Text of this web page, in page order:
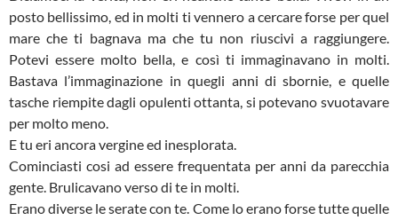
posto bellissimo, ed in molti ti vennero a cercare forse per quel
mare che ti bagnava ma che tu non riuscivi a raggiungere.
Potevi essere molto bella, e così ti immaginavano in molti.
Bastava l’immaginazione in quegli anni di sbornie, e quelle
tasche riempite dagli opulenti ottanta, si potevano svuotavare
per molto meno.
E tu eri ancora vergine ed inesplorata.
Cominciasti cosi ad essere frequentata per anni da parecchia
gente. Brulicavano verso di te in molti.
Erano diverse le serate con te. Come lo erano forse tutte quelle